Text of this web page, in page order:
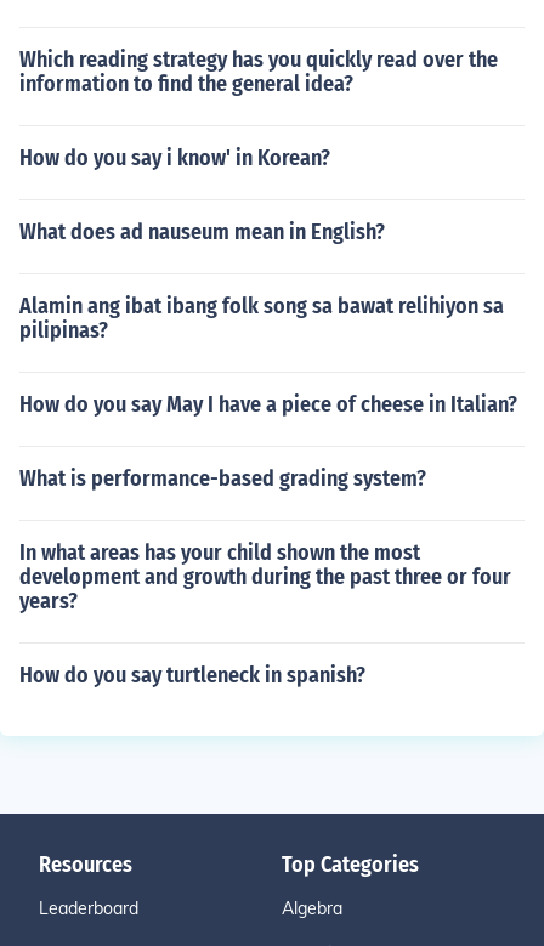
Which reading strategy has you quickly read over the
information to find the general idea?
How do you say i know' in Korean?
What does ad nauseum mean in English?
Alamin ang ibat ibang folk song sa bawat relihiyon sa
pilipinas?
How do you say May I have a piece of cheese in Italian?
What is performance-based grading system?
In what areas has your child shown the most
development and growth during the past three or four
years?
How do you say turtleneck in spanish?
Resources
Leaderboard
Top Categories
Algebra